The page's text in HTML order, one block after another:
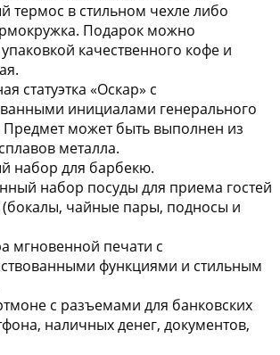
термос в стильном чехле либо
Подарок можно
качественного кофе и
статуэтка «Оскар» с
инициалами генерального
Предмет может быть выполнен из
металла.
набор для барбекю.
набор посуды для приема гостей
(бокалы, чайные пары, подносы и
мгновенной печати с
функциями и стильным
с разъемами для банковских
наличных денег, документов,